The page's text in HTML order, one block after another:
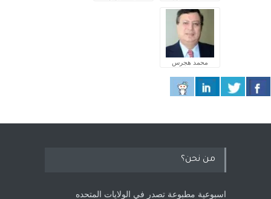
محمد هجرس
من نحن؟
اسبوعية مطبوعة تصدر في الولايات المتحده